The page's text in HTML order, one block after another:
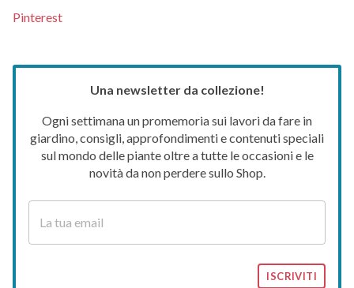
Pinterest
Una newsletter da collezione!
Ogni settimana un promemoria sui lavori da fare in
giardino, consigli, approfondimenti e contenuti speciali
sul mondo delle piante oltre a tutte le occasioni e le
novità da non perdere sullo Shop.
ISCRIVITI